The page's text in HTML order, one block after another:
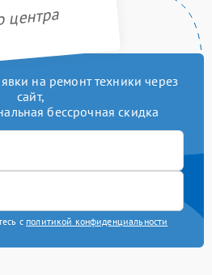
центра
на ремонт техники через
сайт,
бессрочная скидка
с политикой конфиденциальности